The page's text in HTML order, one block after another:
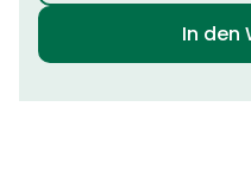
In den